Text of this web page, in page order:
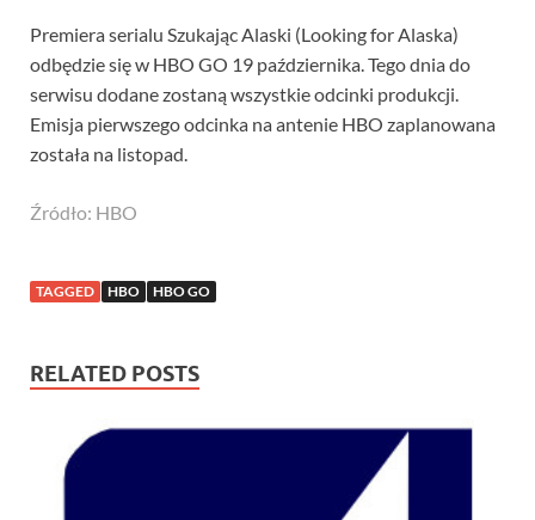
Premiera serialu Szukając Alaski (Looking for Alaska)
odbędzie się w HBO GO 19 października. Tego dnia do
serwisu dodane zostaną wszystkie odcinki produkcji.
Emisja pierwszego odcinka na antenie HBO zaplanowana
została na listopad.
Źródło: HBO
TAGGED HBO HBO GO
RELATED POSTS